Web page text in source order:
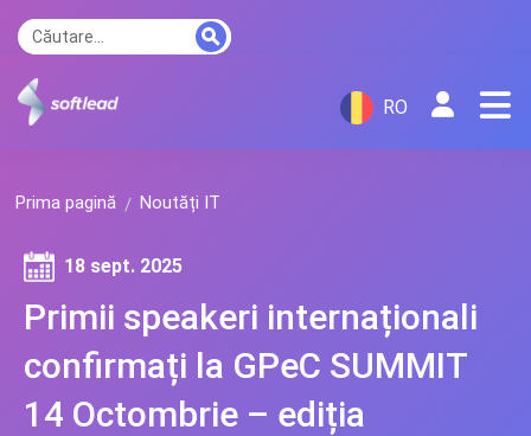
RO
Prima pagină Noutăți IT
Primii speakeri internaționali
confirmați la GPeC SUMMIT
14 Octombrie – ediția
18 sept. 2025